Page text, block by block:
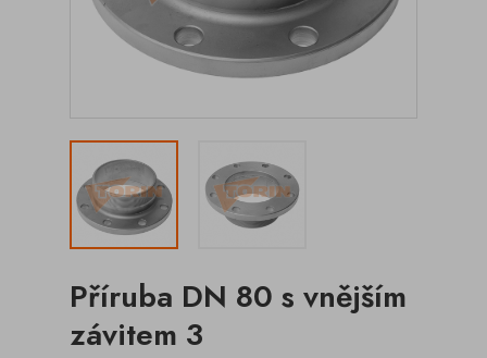
Příruba DN 80 s vnějším
závitem 3